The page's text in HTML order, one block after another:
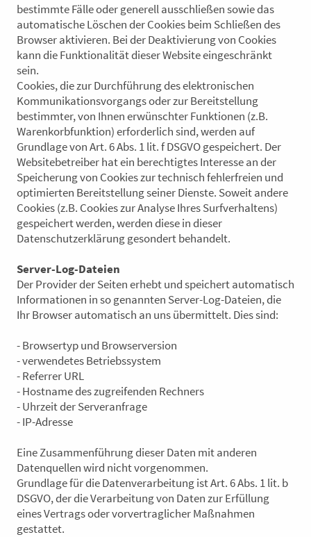
bestimmte Fälle oder generell ausschließen sowie das
automatische Löschen der Cookies beim Schließen des
Browser aktivieren. Bei der Deaktivierung von Cookies
kann die Funktionalität dieser Website eingeschränkt
sein.
Cookies, die zur Durchführung des elektronischen
Kommunikationsvorgangs oder zur Bereitstellung
bestimmter, von Ihnen erwünschter Funktionen (z.B.
Warenkorbfunktion) erforderlich sind, werden auf
Grundlage von Art. 6 Abs. 1 lit. f DSGVO gespeichert. Der
Websitebetreiber hat ein berechtigtes Interesse an der
Speicherung von Cookies zur technisch fehlerfreien und
optimierten Bereitstellung seiner Dienste. Soweit andere
Cookies (z.B. Cookies zur Analyse Ihres Surfverhaltens)
gespeichert werden, werden diese in dieser
Datenschutzerklärung gesondert behandelt.
Server-Log-Dateien
Der Provider der Seiten erhebt und speichert automatisch
Informationen in so genannten Server-Log-Dateien, die
Ihr Browser automatisch an uns übermittelt. Dies sind:
- Browsertyp und Browserversion
- verwendetes Betriebssystem
- Referrer URL
- Hostname des zugreifenden Rechners
- Uhrzeit der Serveranfrage
- IP-Adresse
Eine Zusammenführung dieser Daten mit anderen
Datenquellen wird nicht vorgenommen.
Grundlage für die Datenverarbeitung ist Art. 6 Abs. 1 lit. b
DSGVO, der die Verarbeitung von Daten zur Erfüllung
eines Vertrags oder vorvertraglicher Maßnahmen
gestattet.